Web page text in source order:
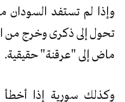
وإذا لم تستفد السودان
تحول إلى ذكرى وخرج من
ماض إلى "عرقنة" حقيقية.
وكذلك سورية إذا أخطأ